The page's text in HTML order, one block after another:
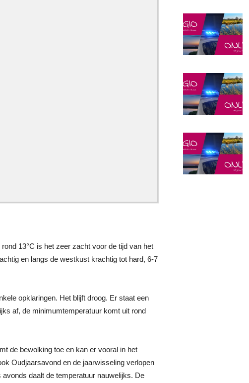
13°C is het zeer zacht voor de tijd van het
en langs de westkust krachtig tot hard, 6-7
opklaringen. Het blijft droog. Er staat een
af, de minimumtemperatuur komt uit rond
de bewolking toe en kan er vooral in het
Oudjaarsavond en de jaarwisseling verlopen
daalt de temperatuur nauwelijks. De